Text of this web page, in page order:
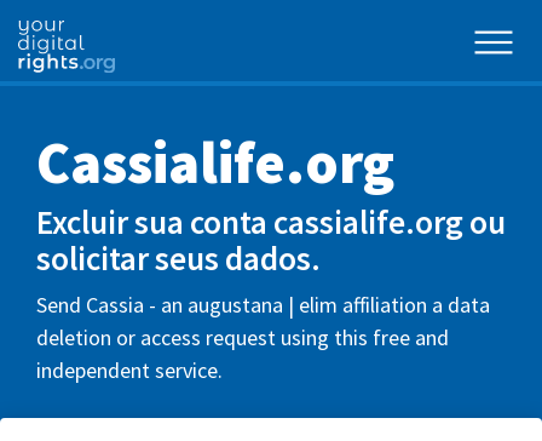
Cassialife.org
Excluir sua conta cassialife.org ou
solicitar seus dados.
Send Cassia - an augustana | elim affiliation a data
deletion or access request using this free and
independent service.